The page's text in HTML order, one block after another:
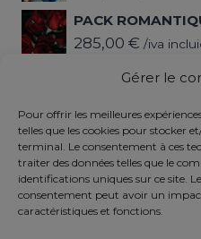
Gérer le
Pour offrir les meilleures
telles que les cookies pour stocker
terminal. Le consentement à ces
traiter des données telles que le
identifications uniques sur ce site.
consentement peut avoir un
caractéristiques et fonctions.
PACK
285,00 € /iva
PACK
Politique de
MENTIONS LÉGALES
Politique relative aux